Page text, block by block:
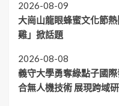
2026-08-09
大崗山龍眼蜂蜜文化節
雞」掀話題
2026-08-08
義守大學勇奪綠點子國
合無人機技術 展現跨域